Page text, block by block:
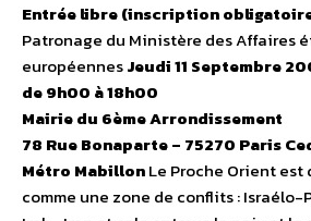
Entrée libre (inscription
Patronage du Ministère des Affaires
européennesJeudi 11 Septembre
de 9h00 à 18h00
Mairie du 6ème Arrondissement
78 Rue Bonaparte – 75270 Paris
Métro MabillonLe Proche Orient est
comme une zone de conflits :